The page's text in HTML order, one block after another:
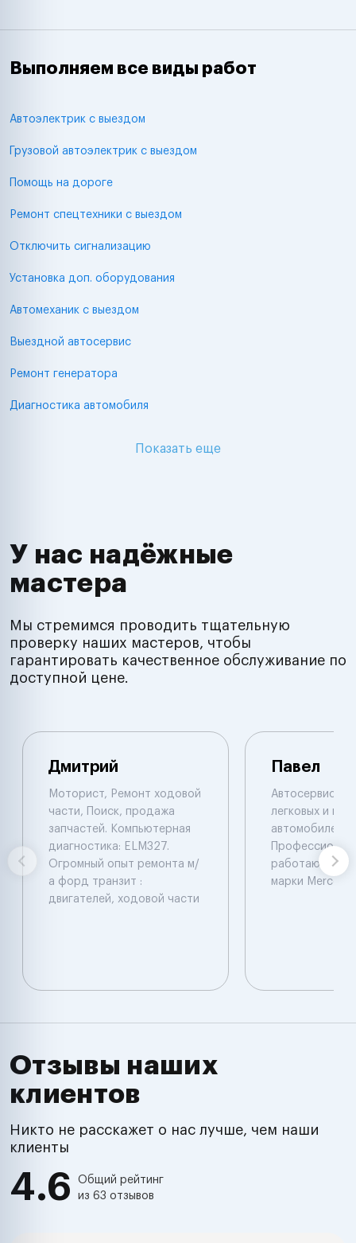
Выполняем все виды работ
Автоэлектрик с выездом
Грузовой автоэлектрик с выездом
Помощь на дороге
Ремонт спецтехники с выездом
Отключить сигнализацию
Установка доп. оборудования
Автомеханик с выездом
Выездной автосервис
Ремонт генератора
Диагностика автомобиля
Показать еще
У нас надёжные
мастера
Мы стремимся проводить тщательную
проверку наших мастеров, чтобы
гарантировать качественное обслуживание по
доступной цене.
Дмитрий
Моторист, Ремонт ходовой
части, Поиск, продажа
запчастей. Компьютерная
диагностика: ELM327.
Огромный опыт ремонта м/
а форд транзит :
двигателей, ходовой части
Павел
Автосервис по
легковых и
автомобилей.
работают с
марки
Отзывы наших
клиентов
Никто не расскажет о нас лучше, чем наши
клиенты
4.6
Общий рейтинг
из 63 отзывов